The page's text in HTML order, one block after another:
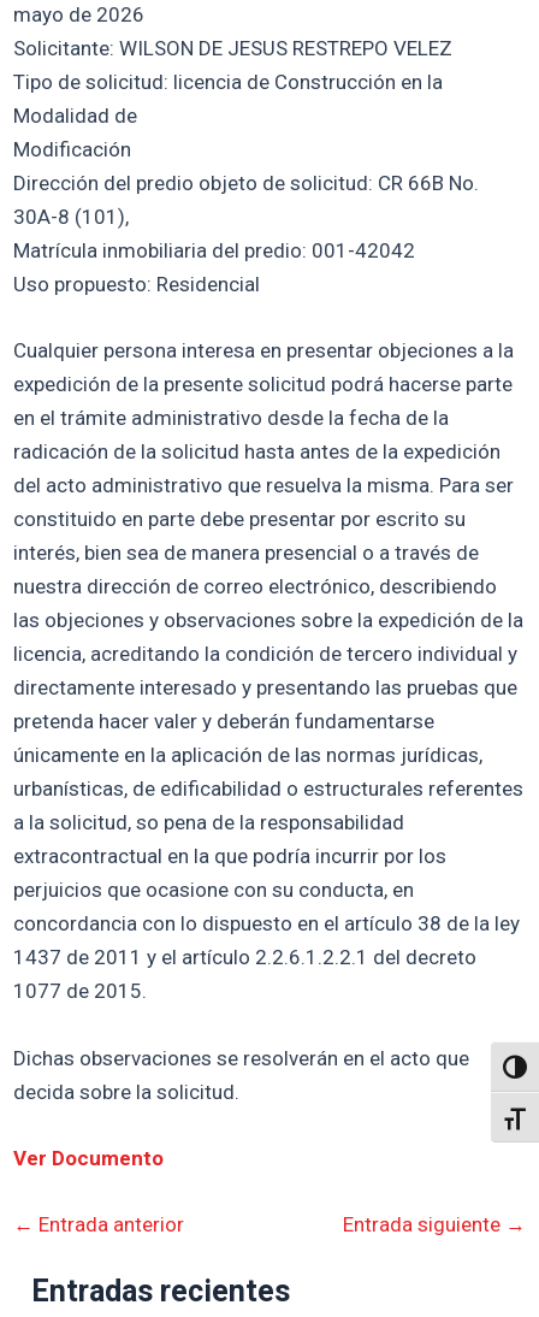
mayo de 2026
Solicitante: WILSON DE JESUS RESTREPO VELEZ
Tipo de solicitud: licencia de Construcción en la
Modalidad de
Modificación
Dirección del predio objeto de solicitud: CR 66B No.
30A-8 (101),
Matrícula inmobiliaria del predio: 001-42042
Uso propuesto: Residencial
Cualquier persona interesa en presentar objeciones a la
expedición de la presente solicitud podrá hacerse parte
en el trámite administrativo desde la fecha de la
radicación de la solicitud hasta antes de la expedición
del acto administrativo que resuelva la misma. Para ser
constituido en parte debe presentar por escrito su
interés, bien sea de manera presencial o a través de
nuestra dirección de correo electrónico, describiendo
las objeciones y observaciones sobre la expedición de la
licencia, acreditando la condición de tercero individual y
directamente interesado y presentando las pruebas que
pretenda hacer valer y deberán fundamentarse
únicamente en la aplicación de las normas jurídicas,
urbanísticas, de edificabilidad o estructurales referentes
a la solicitud, so pena de la responsabilidad
extracontractual en la que podría incurrir por los
perjuicios que ocasione con su conducta, en
concordancia con lo dispuesto en el artículo 38 de la ley
1437 de 2011 y el artículo 2.2.6.1.2.2.1 del decreto
1077 de 2015.
Dichas observaciones se resolverán en el acto que
decida sobre la solicitud.
Ver Documento
← Entrada anterior Entrada siguiente →
Entradas recientes